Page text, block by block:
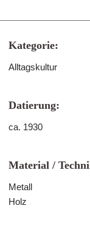
Kategorie:
Alltagskultur
Datierung:
ca. 1930
Material /
Metall
Holz